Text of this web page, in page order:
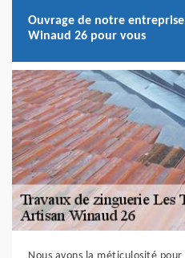
Ouvrage de notre
Winaud 26 pour vous